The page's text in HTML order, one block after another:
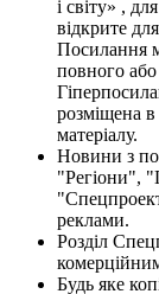
і світу» ,
відкрите
Посилання
повного або
розміщена в
матеріалу.
Новини з
"Регіони",
реклами.
Розділ
Будь яке